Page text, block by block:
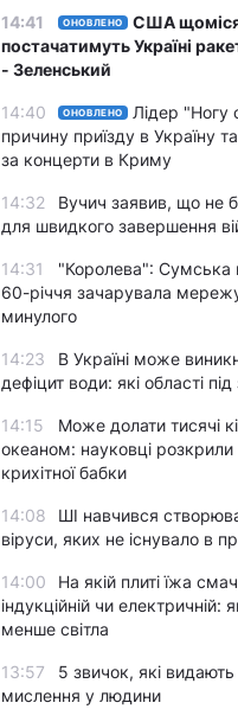
14:41 ОНОВЛЕНО
США
постачатимуть Україні
- Зеленський
14:40 ОНОВЛЕНО
Лідер "Ногу
причину приїзду в Україну
за концерти в Криму
14:32
Вучич заявив, що не
для швидкого завершення
14:31
"Королева": Сумська
60-річчя зачарувала
минулого
14:23
В Україні може
дефіцит води: які області
14:15
Може долати тисячі
океаном: науковці розкрили
крихітної бабки
14:08
ШІ навчився
віруси, яких не існувало в
14:00
На якій плиті їжа
індукційній чи електричній:
менше світла
13:57
5 звичок, які
мислення у людини